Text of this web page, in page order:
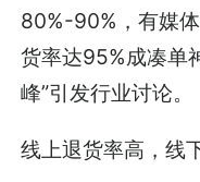
80%-90%，有媒
货率达95%成凑单
峰”引发行业讨论。
线上退货率高，线